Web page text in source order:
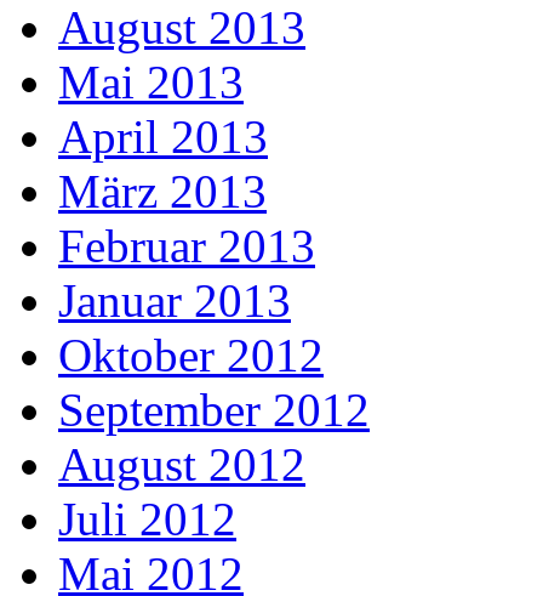
August 2013
Mai 2013
April 2013
März 2013
Februar 2013
Januar 2013
Oktober 2012
September 2012
August 2012
Juli 2012
Mai 2012